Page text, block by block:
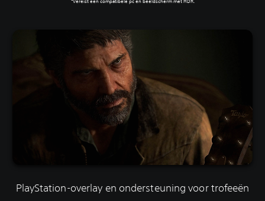
Vereist een compatibele pc en beeldscherm met HDR.
PlayStation-overlay en ondersteuning voor trofeeën